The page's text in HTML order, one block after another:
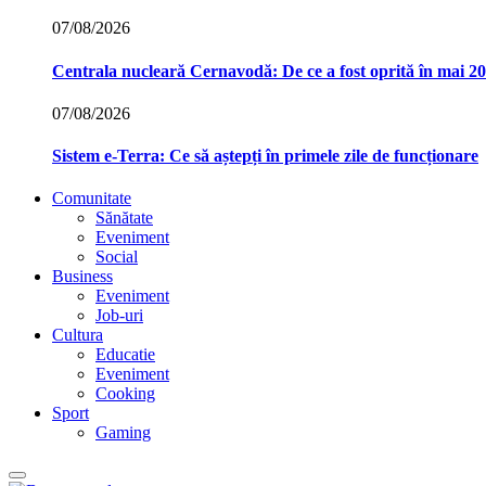
07/08/2026
Centrala nucleară Cernavodă: De ce a fost oprită în mai
07/08/2026
Sistem e-Terra: Ce să aștepți în primele zile de funcționare
Comunitate
Sănătate
Eveniment
Social
Business
Eveniment
Job-uri
Cultura
Educatie
Eveniment
Cooking
Sport
Gaming